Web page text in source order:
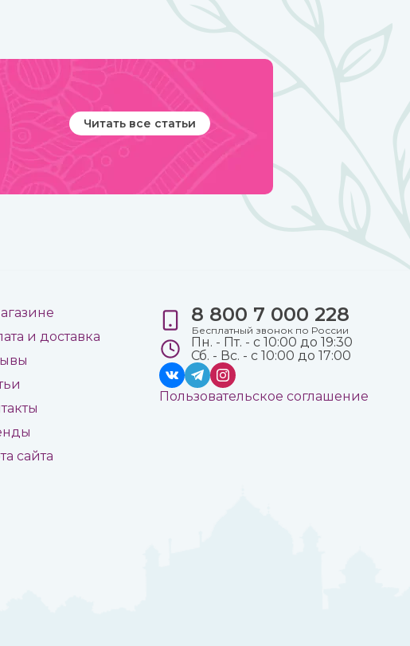
Читать все статьи
и доставка
сайта
8 800 7 000 228
Бесплатный звонок по России
Пн. - Пт. - с 10:00 до 19:30
Сб. - Вс. - с 10:00 до 17:00
Пользовательское соглашение